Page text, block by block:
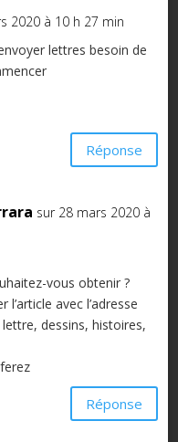
2020 à 10 h 27 min
lettres besoin de
Réponse
sur 28 mars 2020 à
vous obtenir ?
avec l’adresse
dessins, histoires,
Réponse